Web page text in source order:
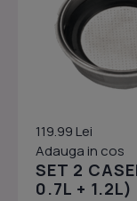
119.99 Lei
Adauga in cos
SET 2
0.7L + 1.2L)